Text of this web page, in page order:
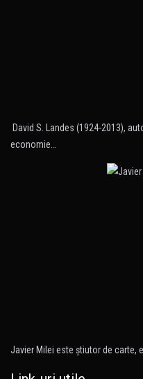
David S. Landes (1924-2013),
economie…
Javier Milei este ştiutor de carte,